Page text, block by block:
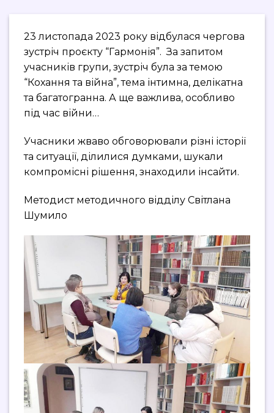
23 листопада 2023 року відбулася чергова
зустріч проєкту “Гармонія”. За запитом
учасників групи, зустріч була за темою
“Кохання та війна”, тема інтимна, делікатна
та багатогранна. А ще важлива, особливо
під час війни…
Учасники жваво обговорювали різні історії
та ситуації, ділилися думками, шукали
компромісні рішення, знаходили інсайти.
Методист методичного відділу Світлана
Шумило